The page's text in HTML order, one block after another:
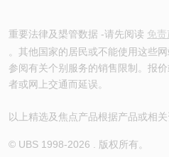
重要法律及槼管数据 -请先阅读 免责
。其他国家的居民或不能使用这些
参阅有关个别服务的销售限制。报
者或网上交通而延误。
以上精选及焦点产品根据产品或相
© UBS 1998-2026 . 版权所有。